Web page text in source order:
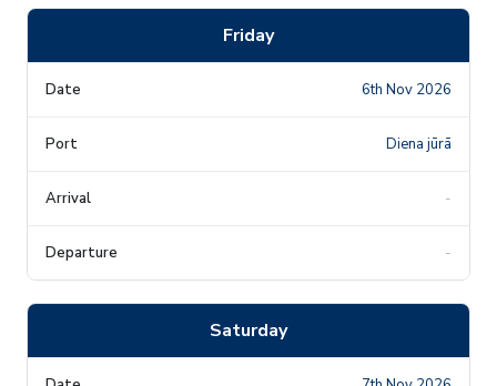
Friday
6th Nov 2026
Diena jūrā
-
-
Saturday